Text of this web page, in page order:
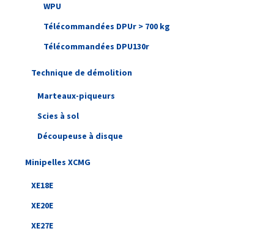
WPU
Télécommandées DPUr > 700 kg
Télécommandées DPU130r
Technique de démolition
Marteaux-piqueurs
Scies à sol
Découpeuse à disque
Minipelles XCMG
XE18E
XE20E
XE27E